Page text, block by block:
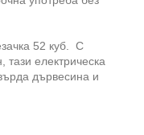
52 куб. С
електрическа
дървесина и